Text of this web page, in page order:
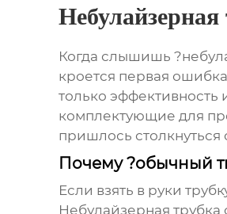
Когда слышишь
кроется первая
только эффективность
комплектующие для
пришлось столкнуться
Почему ?обычный
Если взять в руки
Небулайзерная трубка